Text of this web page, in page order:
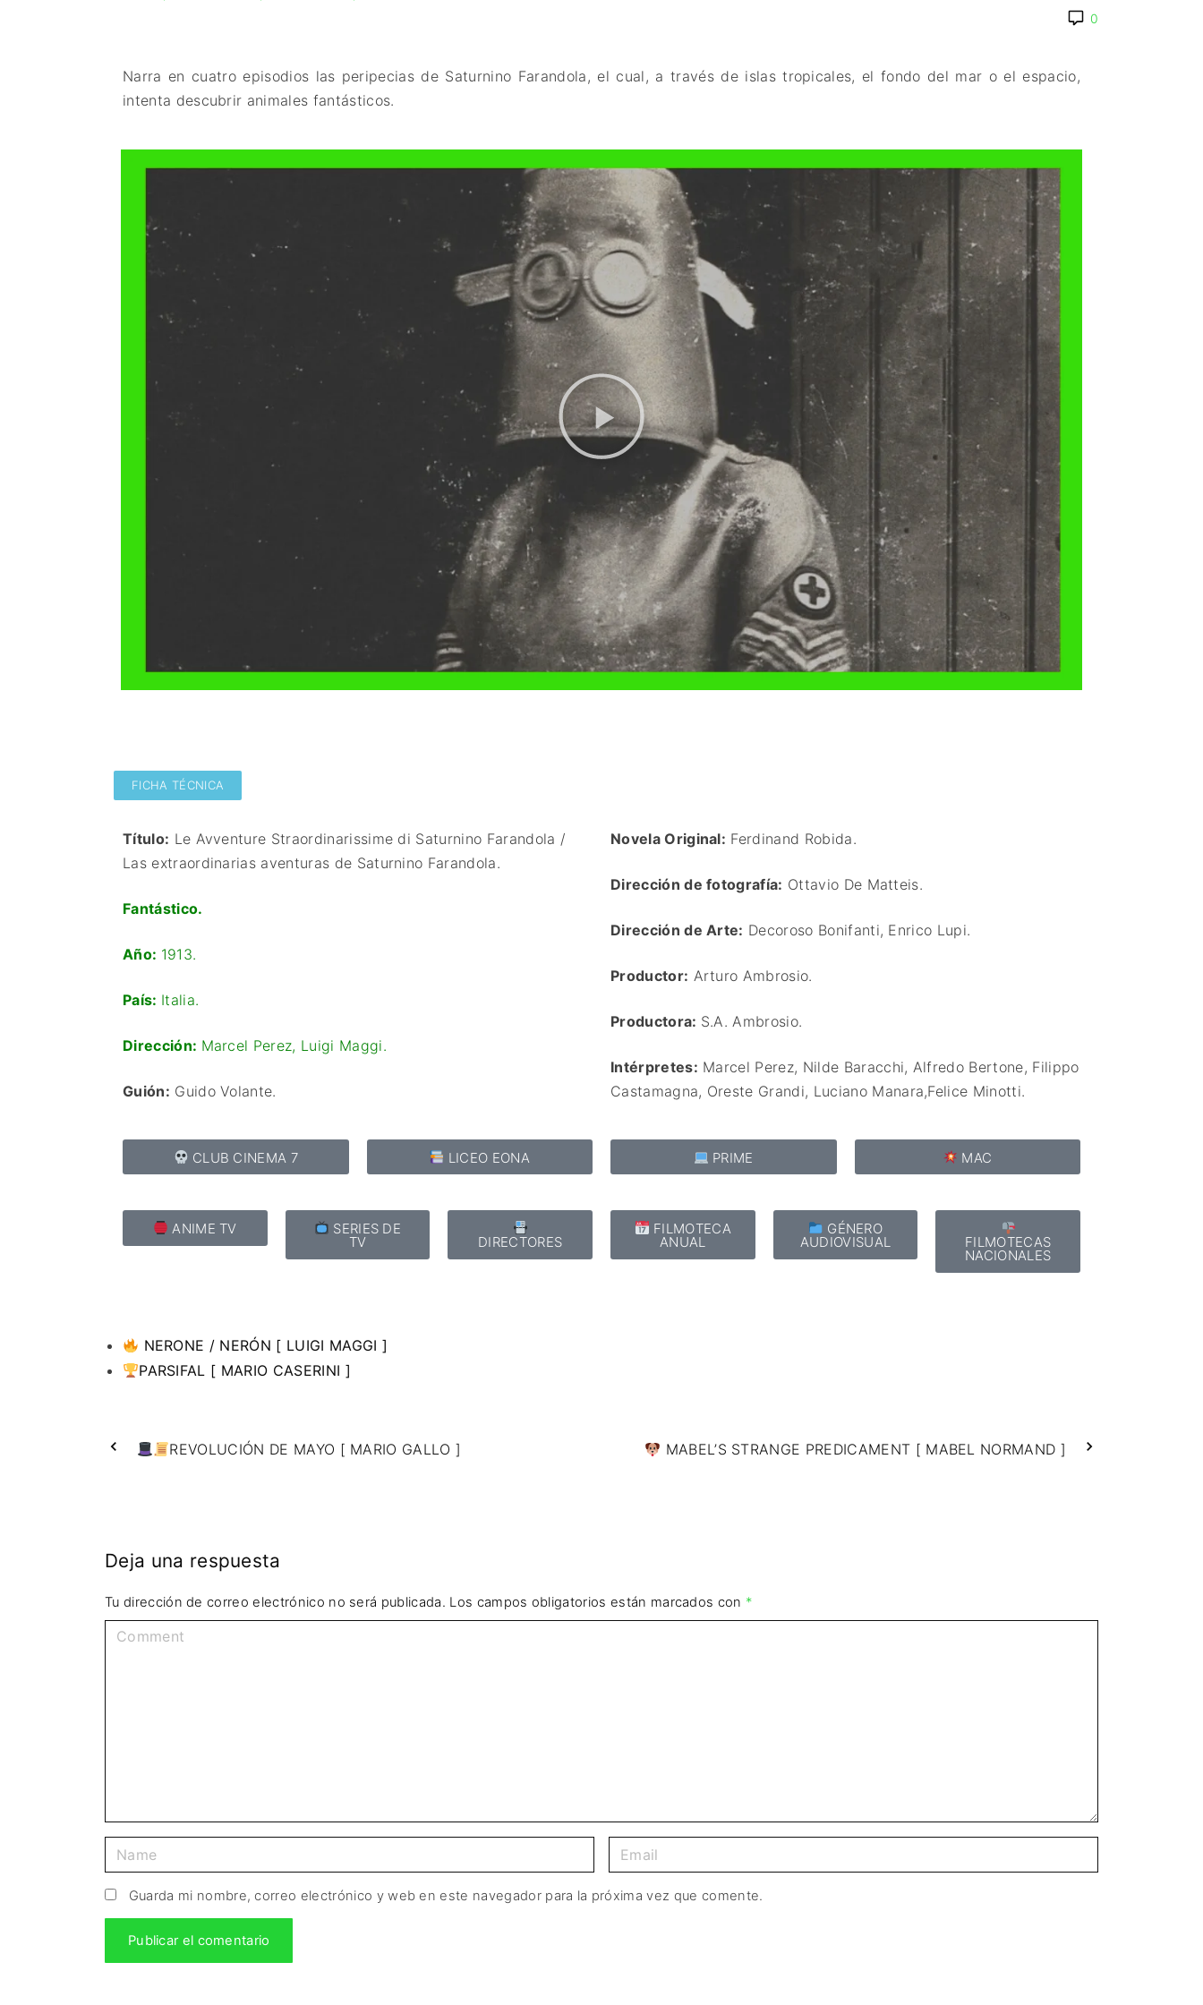
TERROR
0
Narra en cuatro episodios las peripecias de Saturnino Farandola, el cual, a través de islas tropicales, el fondo del mar o el espacio,
intenta descubrir animales fantásticos.
FICHA TÉCNICA
Título: Le Avventure Straordinarissime di Saturnino Farandola /
Las extraordinarias aventuras de Saturnino Farandola.
Fantástico.
Año: 1913.
País: Italia.
Dirección: Marcel Perez, Luigi Maggi.
Guión: Guido Volante.
Novela Original: Ferdinand Robida.
Dirección de fotografía: Ottavio De Matteis.
Dirección de Arte: Decoroso Bonifanti, Enrico Lupi.
Productor: Arturo Ambrosio.
Productora: S.A. Ambrosio.
Intérpretes: Marcel Perez, Nilde Baracchi, Alfredo Bertone, Filippo
Castamagna, Oreste Grandi, Luciano Manara,Felice Minotti.
CLUB CINEMA 7 LICEO EONA PRIME MAC
ANIME TV SERIES DE
TV DIRECTORES
FILMOTECA
ANUAL
GÉNERO
AUDIOVISUAL FILMOTECAS
NACIONALES
NERONE / NERÓN [ LUIGI MAGGI ]
PARSIFAL [ MARIO CASERINI ]
REVOLUCIÓN DE MAYO [ MARIO GALLO ] MABEL’S STRANGE PREDICAMENT [ MABEL NORMAND ]
Deja una respuesta
Tu dirección de correo electrónico no será publicada. Los campos obligatorios están marcados con *
Guarda mi nombre, correo electrónico y web en este navegador para la próxima vez que comente.